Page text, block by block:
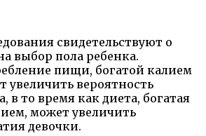
свидетельствуют о
выбор пола ребенка.
пищи, богатой калием
увеличить вероятность
в то время как диета, богатая
может увеличить
девочки.